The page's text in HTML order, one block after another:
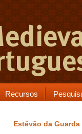
Recursos
Estêvão da Guarda